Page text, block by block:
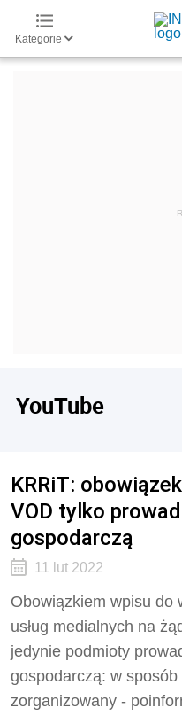
Kategorie
YouTube
KRRiT:
VOD tylko
gospodarczą
11 lut 2022
Obowiązkiem wpisu do
usług medialnych na
jedynie podmioty
gospodarczą: w sposób
zorganizowany -